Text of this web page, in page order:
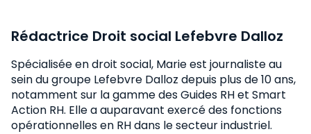
Rédactrice Droit social Lefebvre Dalloz
Spécialisée en droit social, Marie est journaliste au
sein du groupe Lefebvre Dalloz depuis plus de 10 ans,
notamment sur la gamme des Guides RH et Smart
Action RH. Elle a auparavant exercé des fonctions
opérationnelles en RH dans le secteur industriel.